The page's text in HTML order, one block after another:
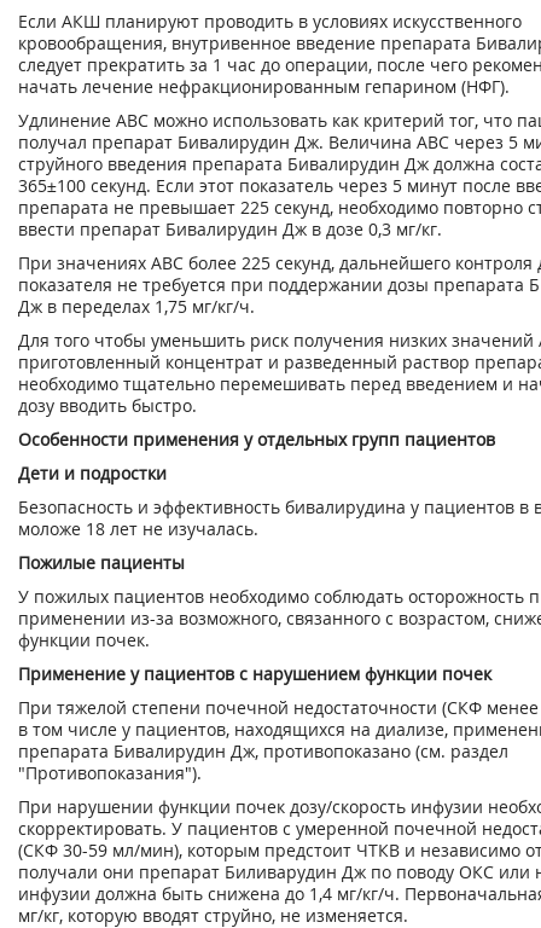
Если АКШ планируют проводить в условиях искусственного
кровообращения, внутривенное введение препарата
следует прекратить за 1 час до операции, после чего
начать лечение нефракционированным гепарином (НФГ).
Удлинение АВС можно использовать как критерий тог, что
получал препарат Бивалирудин Дж. Величина АВС через 5
струйного введения препарата Бивалирудин Дж должна
365±100 секунд. Если этот показатель через 5 минут после
препарата не превышает 225 секунд, необходимо повторно
ввести препарат Бивалирудин Дж в дозе 0,3 мг/кг.
При значениях АВС более 225 секунд, дальнейшего контроля
показателя не требуется при поддержании дозы препарата
Дж в переделах 1,75 мг/кг/ч.
Для того чтобы уменьшить риск получения низких значений
приготовленный концентрат и разведенный раствор
необходимо тщательно перемешивать перед введением и
дозу вводить быстро.
Особенности применения у отдельных групп пациентов
Дети и подростки
Безопасность и эффективность бивалирудина у пациентов в
моложе 18 лет не изучалась.
Пожилые пациенты
У пожилых пациентов необходимо соблюдать осторожность
применении из-за возможного, связанного с возрастом,
функции почек.
Применение у пациентов с нарушением функции почек
При тяжелой степени почечной недостаточности (СКФ
в том числе у пациентов, находящихся на диализе,
препарата Бивалирудин Дж, противопоказано (см. раздел
"Противопоказания").
При нарушении функции почек дозу/скорость инфузии
скорректировать. У пациентов с умеренной почечной
(СКФ 30-59 мл/мин), которым предстоит ЧТКВ и независимо
получали они препарат Биливарудин Дж по поводу ОКС или
инфузии должна быть снижена до 1,4 мг/кг/ч.
мг/кг, которую вводят струйно, не изменяется.